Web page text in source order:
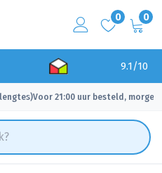
0 0
9.1/10
✓ Voor 21:00 uur besteld, morgen